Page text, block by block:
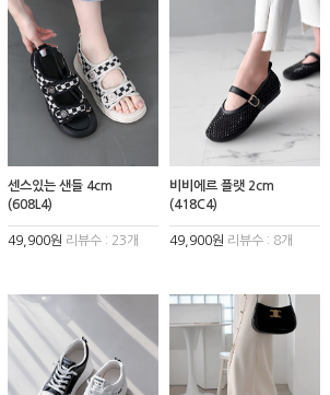
센스있는 샌들 4cm
(608L4)
49,900원 리뷰수 : 23개
비비에르 플랫 2cm
(418C4)
49,900원 리뷰수 : 8개